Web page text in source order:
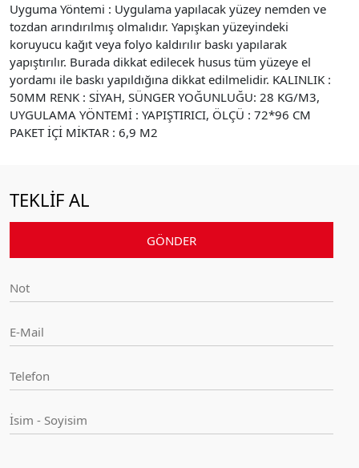
Uyguma Yöntemi : Uygulama yapılacak yüzey nemden ve
tozdan arındırılmış olmalıdır. Yapışkan yüzeyindeki
koruyucu kağıt veya folyo kaldırılır baskı yapılarak
yapıştırılır. Burada dikkat edilecek husus tüm yüzeye el
yordamı ile baskı yapıldığına dikkat edilmelidir. KALINLIK :
50MM RENK : SİYAH, SÜNGER YOĞUNLUĞU: 28 KG/M3,
UYGULAMA YÖNTEMİ : YAPIŞTIRICI, ÖLÇÜ : 72*96 CM
PAKET İÇİ MİKTAR : 6,9 M2
TEKLİF AL